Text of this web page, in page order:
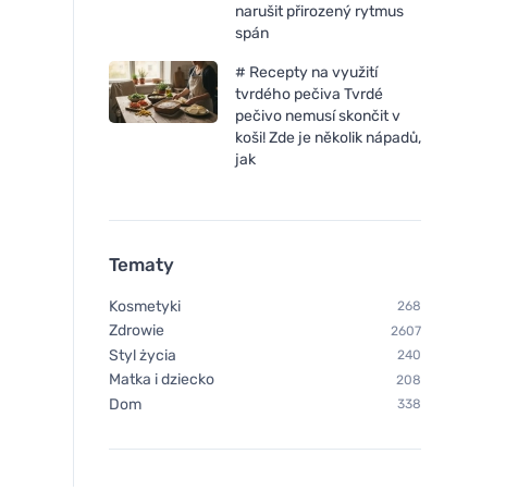
narušit přirozený rytmus
spán
# Recepty na využití
tvrdého pečiva Tvrdé
pečivo nemusí skončit v
koši! Zde je několik nápadů,
jak
Tematy
Kosmetyki 268
Zdrowie 2607
Styl życia 240
Matka i dziecko 208
Dom 338